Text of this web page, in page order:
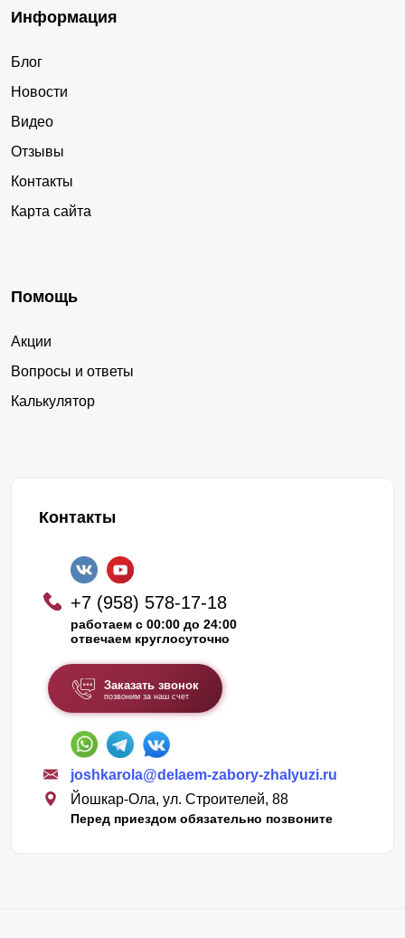
Информация
Блог
Новости
Видео
Отзывы
Контакты
Карта сайта
Помощь
Акции
Вопросы и ответы
Калькулятор
Контакты
+7 (958) 578-17-18
работаем с 00:00 до 24:00
отвечаем круглосуточно
Заказать звонок
позвоним за наш счет
joshkarola@delaem-zabory-zhalyuzi.ru
Йошкар-Ола, ул. Строителей, 88
Перед приездом обязательно позвоните